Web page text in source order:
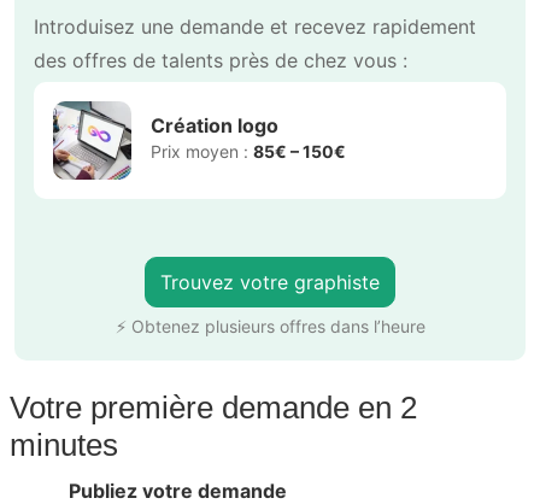
Introduisez une demande et recevez rapidement
des offres de talents près de chez vous :
Création logo
Prix moyen : 85€ – 150€
Trouvez votre graphiste
⚡ Obtenez plusieurs offres dans l’heure
Votre première demande en 2
minutes
Publiez votre demande